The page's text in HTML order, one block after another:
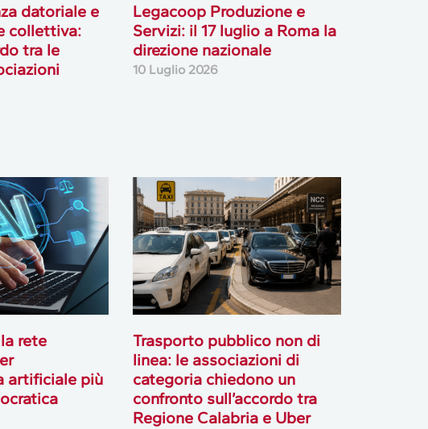
datoriale e
collettiva:
tra le
Legacoop Produzione e
Servizi: il 17 luglio a Roma la
direzione nazionale
10 Luglio 2026
rete
artificiale più
Trasporto pubblico non di
linea: le associazioni di
categoria chiedono un
confronto sull’accordo tra
Regione Calabria e Uber